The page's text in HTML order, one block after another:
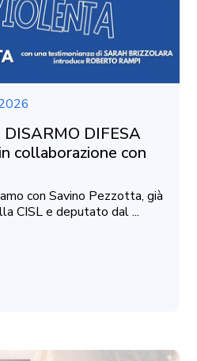
DISARMO DIFESA
collaborazione con
con Savino Pezzotta, già
CISL e deputato dal ...